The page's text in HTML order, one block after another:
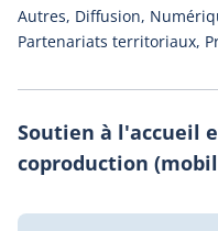
Autres, Diffusion,
Partenariats territoriaux,
Soutien à l'accueil
coproduction